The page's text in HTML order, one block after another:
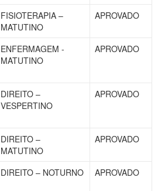
FISIOTERAPIA –
MATUTINO
APROVADO
ENFERMAGEM -
MATUTINO
APROVADO
DIREITO –
VESPERTINO
APROVADO
DIREITO –
MATUTINO
APROVADO
DIREITO – NOTURNO APROVADO